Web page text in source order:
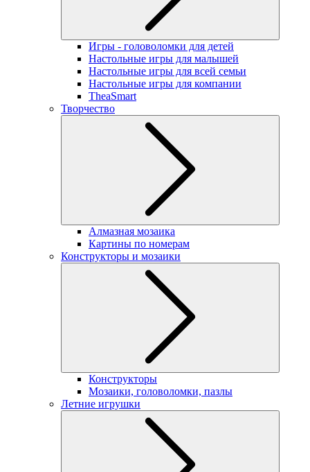
Игры - головоломки для детей
Настольные игры для малышей
Настольные игры для всей семьи
Настольные игры для компании
TheaSmart
Творчество
Алмазная мозаика
Картины по номерам
Конструкторы и мозаики
Конструкторы
Мозаики, головоломки, пазлы
Летние игрушки